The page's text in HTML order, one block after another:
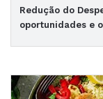
Redução do
oportunidades e